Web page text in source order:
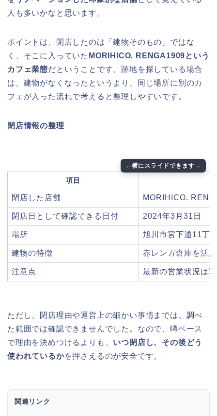
人も多いかなと思います。
ポイントは、閉店したのは「建物そのもの」ではな
く、そこに入っていた MORIHICO. RENGA1909という
カフェ業態だということです。跡地を探している場合
は、建物がなくなったというより、同じ場所に別のカ
フェが入った流れで考えると整理しやすいです。
閉店情報の整理
項目
閉店した店舗 MORIHICO.
閉店日として確認できる日付 2024年3月31日
場所 旭川市宮下通11丁
建物の特徴 赤レンガ倉庫を活
注意点 最新の営業状況は
ただし、閉店理由や運営上の細かい事情までは、調べ
た範囲では確認できませんでした。なので、噂ベース
で理由を決めつけるよりも、 いつ閉店し、その後どう
使われているかを押さえるのが安全です。
関連リンク